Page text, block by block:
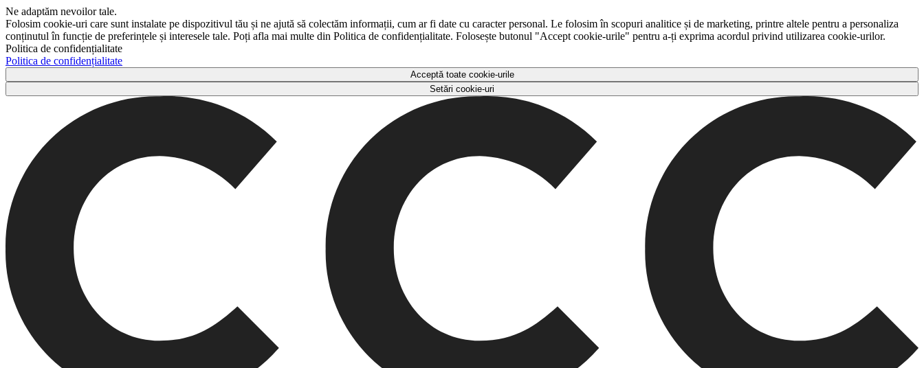
Ne adaptăm nevoilor tale.
Folosim cookie-uri care sunt instalate pe dispozitivul tău și ne ajută să colectăm informații, cum ar fi date cu caracter personal. Le folosim în scopuri analitice și de marketing, printre altele pentru a personaliza
conținutul în funcție de preferințele și interesele tale. Poți afla mai multe din Politica de confidențialitate. Folosește butonul "Accept cookie-urile" pentru a-ți exprima acordul privind utilizarea cookie-urilor.
Politica de confidențialitate
Politica de confidențialitate
Acceptă toate cookie-urile
Setări cookie-uri